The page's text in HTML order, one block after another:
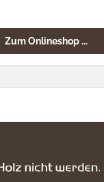
Zum Onlineshop ...